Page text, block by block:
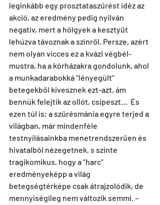
leginkább egy prosztataszűrést idéz az
akció, az eredmény pedig nyilván
negatív, mert a hölgyek a kesztyűt
lehúzva távoznak a színről. Persze, azért
nem olyan vicces ez a kvázi végbél-
mustra, ha a kórházakra gondolunk, ahol
a munkadarabokká “lényegült”
betegekből kivesznek ezt-azt, ám
bennük felejtik az ollót, csipeszt…  És
ezen túl is; a szűrésmánia egyre terjed a
világban, már mindenféle
testnyílásainkba menetrendszerűen és
hivatalból nézegetnek, s szinte
tragikomikus, hogy a “harc”
eredményeképp a világ
betegségtérképe csak átrajzolódik, de
mennyiségileg nem változik semmi. –